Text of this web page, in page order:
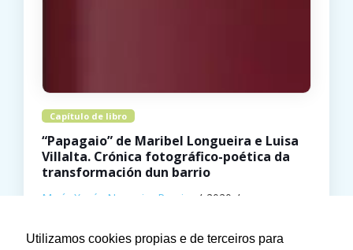
Capítulo de libro
“Papagaio” de Maribel Longueira e Luisa
Villalta. Crónica fotográfico-poética da
transformación dun barrio
María Xesús Nogueira Pereira
2020
Utilizamos cookies propias e de terceiros para